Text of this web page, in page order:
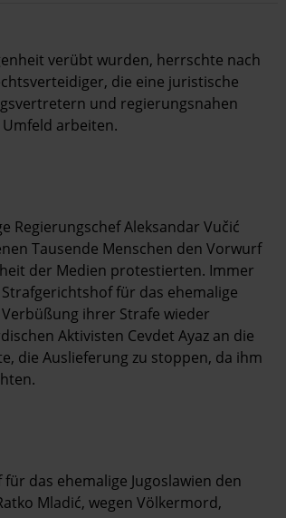
verübt wurden, herrschte nach
die eine juristische
und regierungsnahen
arbeiten.
Regierungschef Aleksandar Vučić
Tausende Menschen den Vorwurf
der Medien protestierten. Immer
für das ehemalige
ihrer Strafe wieder
Aktivisten Cevdet Ayaz an die
die Auslieferung zu stoppen, da ihm
das ehemalige Jugoslawien den
Mladić, wegen Völkermord,